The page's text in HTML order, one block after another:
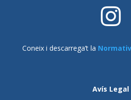

Coneix i descarrega’t la
Avís Legal